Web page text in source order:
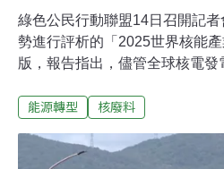
綠色公民行動聯盟14日召開記
勢進行評析的「2025世界核能
版，報告指出，儘管全球核電
等新技術發展陷入財務與認證瓶
競爭力。全球核能趨勢一致 運
能源轉型 核廢料